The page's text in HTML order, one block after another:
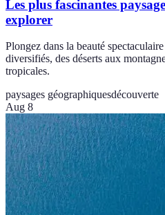
Les plus fascinantes
explorer
Plongez dans la beauté
diversifiés, des déserts aux
tropicales.
paysages géographiquesdécouverte
Aug 8